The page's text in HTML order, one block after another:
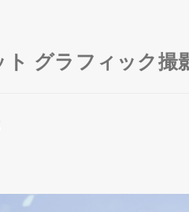
グラフィック撮